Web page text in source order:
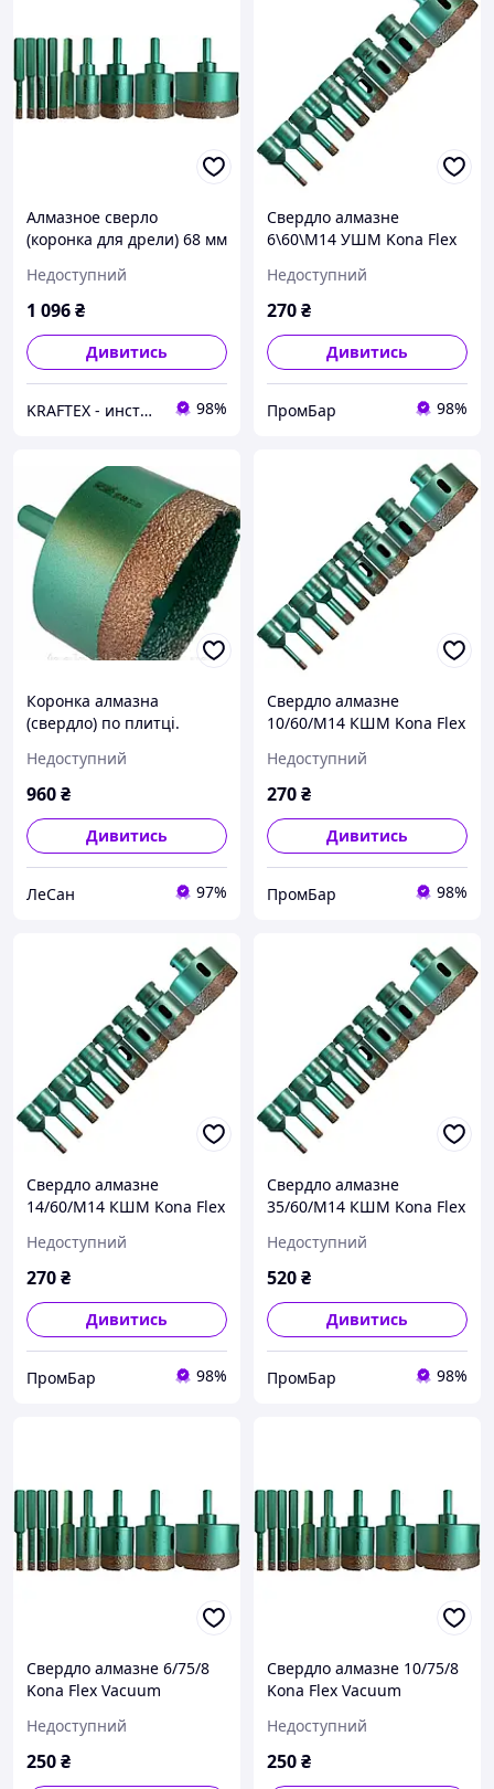
Алмазное сверло
(коронка для дрели) 68 мм
hexagon
Недоступний
1 096₴
Дивитись
KRAFTEX - инструмент созданный творить 98%
Свердло алмазне
6\60\M14 УШМ Kona Flex
кераморанититу
Недоступний
270₴
Дивитись
ПромБар 98%
Коронка алмазна
(свердло) по плитці.
Flex Vacuum на дриль
Недоступний
960₴
Дивитись
ЛеСан 97%
Свердло алмазне
10/60/M14 КШМ Kona Flex
керамогранітом
Недоступний
270₴
Дивитись
ПромБар 98%
Свердло алмазне
14/60/M14 КШМ Kona Flex
Недоступний
270₴
Дивитись
ПромБар 98%
Свердло алмазне
35/60/M14 КШМ Kona Flex
Недоступний
520₴
Дивитись
ПромБар 98%
Свердло алмазне 6/75/8
Kona Flex Vacuum
керамогранітом
Недоступний
250₴
Свердло алмазне 10/75/8
Kona Flex Vacuum
керамогранітом
Недоступний
250₴